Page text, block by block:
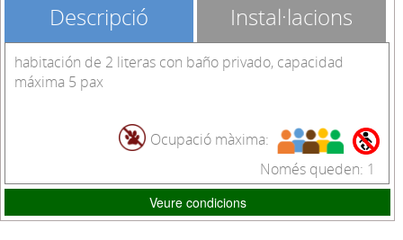
Descripció Instal·lacions
habitación de 2 literas con baño privado, capacidad
máxima 5 pax
Ocupació màxima:
Només queden: 1
Veure condicions